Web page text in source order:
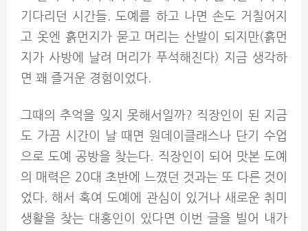
기다리던 시간들. 도예를 하고 나면 손도 거칠어지
고 옷엔 흙먼지가 묻고 머리는 산발이 되지만(흙먼
지가 사방에 날려 머리가 푸석해진다) 지금 생각하
면 꽤 즐거운 경험이었다.
그때의 추억을 잊지 못해서일까? 직장인이 된 지금
도 가끔 시간이 날 때면 원데이클래스나 단기 수업
으로 도예 공방을 찾는다. 직장인이 되어 맛본 도예
의 매력은 20대 초반에 느꼈던 것과는 또 다른 것이
었다. 해서 혹여 도예에 관심이 있거나 새로운 취미
생활을 찾는 대홍인이 있다면 이번 글을 빌어 내가